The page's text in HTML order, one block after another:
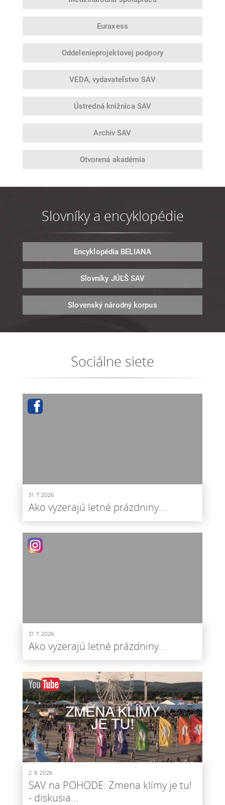
Euraxess
Oddelenieprojektovej podpory
VEDA, vydavateľstvo SAV
Ústredná knižnica SAV
Archív SAV
Otvorená akadémia
Slovníky a encyklopédie
Encyklopédia BELIANA
Slovníky JÚĽŠ SAV
Slovenský národný korpus
Sociálne siete
31. 7. 2026
Ako vyzerajú letné prázdniny...
31. 7. 2026
Ako vyzerajú letné prázdniny...
2. 8. 2026
SAV na POHODE: Zmena klímy je tu!
- diskusia...